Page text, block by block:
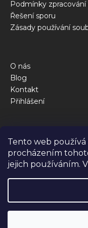
Tento web používá
procházením
jejich používáním.
Podmínky
Řešení sporu
Zásady používání
O nás
Blog
Kontakt
Přihlášení
Obchod
Kalkulačka krmné
Jak to funguje